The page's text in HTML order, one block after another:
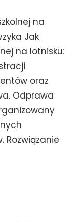
na
Jak
na lotnisku:
oraz
Odprawa
Rozwiązanie